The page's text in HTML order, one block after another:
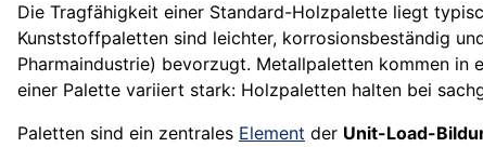
Die Tragfähigkeit einer Standard-Holzpalette liegt
Kunststoffpaletten sind leichter, korrosionsbeständig
Pharmaindustrie) bevorzugt. Metallpaletten kommen in
einer Palette variiert stark: Holzpaletten halten bei
Paletten sind ein zentrales Element der Unit-Load-